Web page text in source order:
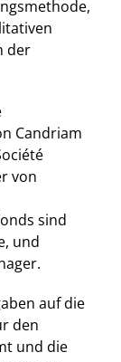
der
Candriam
von
sind
und
auf die
den
und die